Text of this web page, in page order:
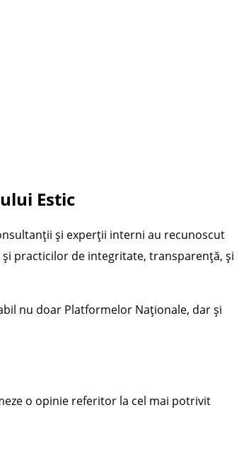
Estic
și experții interni au recunoscut
practicilor de integritate, transparență, și
nu doar Platformelor Naționale, dar și
o opinie referitor la cel mai potrivit